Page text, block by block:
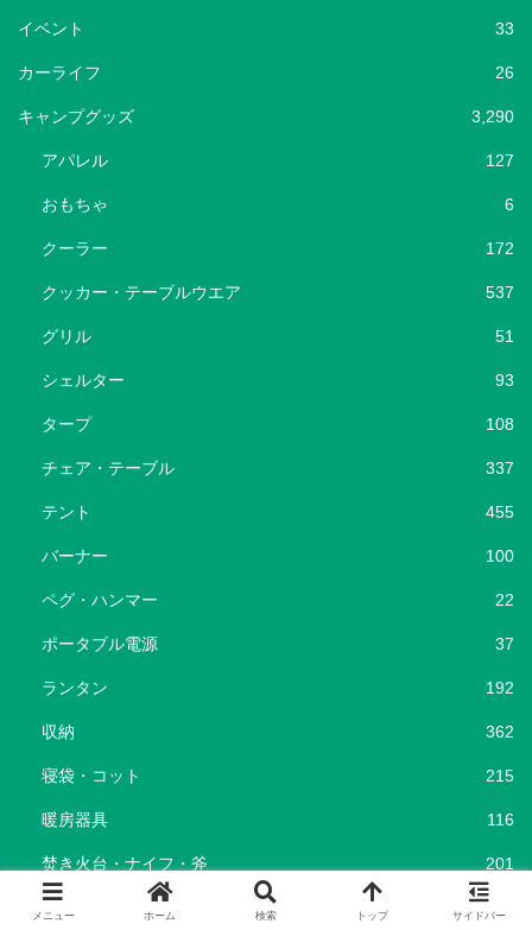
イベント 33
カーライフ 26
キャンプグッズ 3,290
アパレル 127
おもちゃ 6
クーラー 172
クッカー・テーブルウエア 537
グリル 51
シェルター 93
タープ 108
チェア・テーブル 337
テント 455
バーナー 100
ペグ・ハンマー 22
ポータブル電源 37
ランタン 192
収納 362
寝袋・コット 215
暖房器具 116
焚き火台・ナイフ・斧 201
キャンプ場
メニュー ホーム 検索 トップ サイドバー